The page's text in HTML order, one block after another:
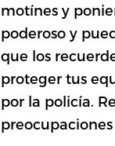
motínes y
poderoso y
que los
proteger tus
por la policía.